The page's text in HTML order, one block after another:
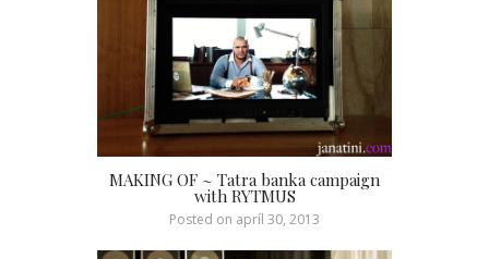
MAKING OF ~ Tatra banka campaign
with RYTMUS
Posted on apríl 30, 2013